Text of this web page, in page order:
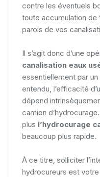
contre les éventuels
toute accumulation
parois de vos
Il s’agit donc d’une
canalisation eaux
essentiellement par un
entendu, l’efficacité
dépend
camion
plus l’hydrocurage
beaucoup plus rapide.
À ce titre, solliciter
hydrocureurs est